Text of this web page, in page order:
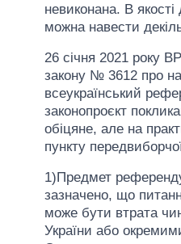
невиконана. В якості
можна навести
26 січня 2021 року
закону № 3612 про
всеукраїнський
законопроєкт
обіцяне, але на
пункту
1)Предмет
зазначено, що
може бути втрата
України або